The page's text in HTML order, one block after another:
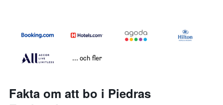
... och fler
Fakta om att bo i Piedras